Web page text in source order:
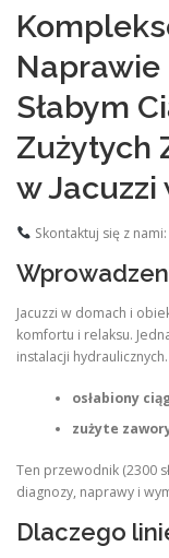
Naprawie
Słabym
Zużytych
w Jacuzzi
Skontaktuj się z
Jacuzzi w domach i
komfortu i relaksu.
instalacji
osłabiony
zużyte
Ten przewodnik (2300
diagnozy, naprawy i
Dlaczego